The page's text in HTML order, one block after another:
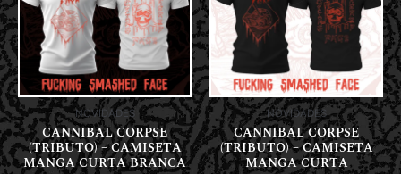
NOVIDADES
CANNIBAL CORPSE
(TRIBUTO) – CAMISETA
MANGA CURTA BRANCA
NOVIDADES
CANNIBAL CORPSE
(TRIBUTO) – CAMISETA
MANGA CURTA